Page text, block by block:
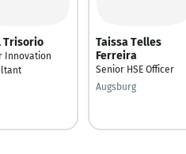
Trisorio
Innovation
Taissa Telles
Ferreira
Senior HSE Officer
Augsburg